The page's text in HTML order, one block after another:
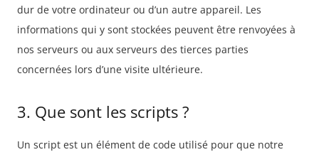
dur de votre ordinateur ou d’un autre appareil. Les
informations qui y sont stockées peuvent être renvoyées à
nos serveurs ou aux serveurs des tierces parties
concernées lors d’une visite ultérieure.
3. Que sont les scripts ?
Un script est un élément de code utilisé pour que notre